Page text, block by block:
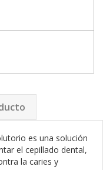
es una solución
el cepillado dental,
la caries y